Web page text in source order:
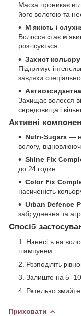
Маска проникає
його вологою та
М’якість і
Волосся стає
розчісується.
Захист кольору
Підтримує
завдяки
Антиоксидантна
Захищає волосся
середовища і
Активні
Nutri-Sugars —
вологу,
Shine Fix
до 24 годин.
Color Fix
насиченість
Urban Defence
забруднення та
Спосіб
Нанесіть на
шампунем.
Розподіліть
Залиште на 5–10
Ретельно
Приховати